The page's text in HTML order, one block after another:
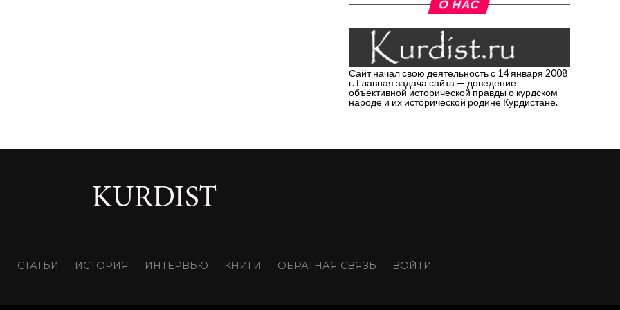
О НАС
Сайт начал свою деятельность с 14 января 2008
г. Главная задача сайта — доведение
объективной исторической правды о курдском
народе и их исторической родине Курдистане.
СТАТЬИ ИСТОРИЯ ИНТЕРВЬЮ КНИГИ ОБРАТНАЯ СВЯЗЬ ВОЙТИ